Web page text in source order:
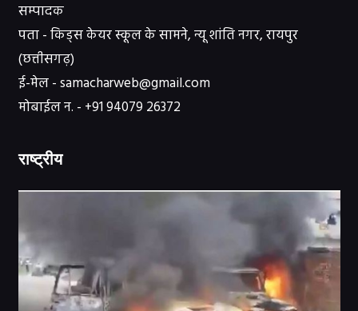
सम्पादक
पता - किड्स केयर स्कूल के सामने, न्यू शांति नगर, रायपुर
(छत्तीसगढ़)
ई-मेल - samacharweb@gmail.com
मोबाईल न. - +91 94079 26372
राष्ट्रीय